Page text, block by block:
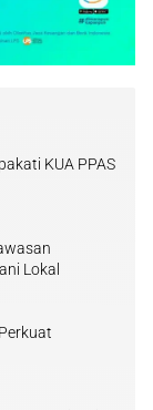
KUA PPAS
Lokal